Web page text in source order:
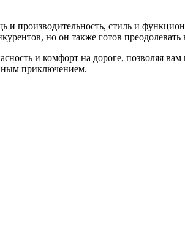
производительность, стиль и
но он также готов
и комфорт на дороге, позволяя
приключением.